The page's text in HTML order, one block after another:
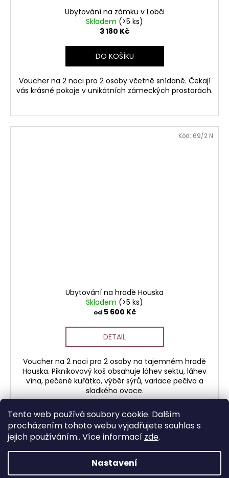
Tento web používá soubory cookie. Dalším
procházením tohoto webu vyjadřujete souhlas s
jejich používáním.. Více informací zde.
Nastavení
Ubytování na zámku v Lobči
Skladem (>5 ks)
3 180 Kč
DO KOŠÍKU
Voucher na 2 noci pro 2 osoby včetně snídaně. Čekají
vás krásné pokoje v unikátních zámeckých prostorách.
Ubytování na hradě Houska
Skladem (>5 ks)
od 5 600 Kč
DETAIL
Voucher na 2 noci pro 2 osoby na tajemném hradě
Houska. Piknikovový koš obsahuje láhev sektu, láhev
vína, pečené kuřátko, výběr sýrů, variace pečiva a
sladkého ovoce.
Kód: 69/2 N
l
7 položek celkem